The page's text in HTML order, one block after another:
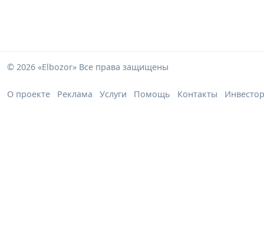
© 2026 «Elbozor» Все права защищены
О проекте Реклама Услуги Помощь Контакты